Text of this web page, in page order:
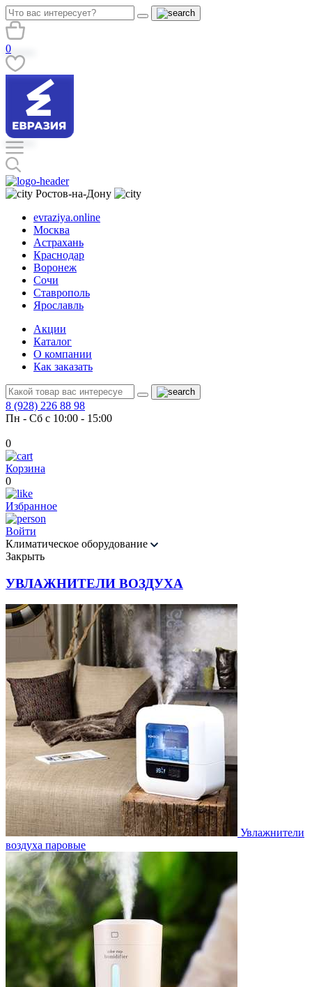
0
Ростов-на-Дону
evraziya.online
Москва
Астрахань
Краснодар
Воронеж
Сочи
Ставрополь
Ярославль
Акции
Каталог
О компании
Как заказать
8 (928) 226 88 98
Пн - Сб с 10:00 - 15:00
0
Корзина
0
Избранное
Войти
Климатическое оборудование
Закрыть
УВЛАЖНИТЕЛИ ВОЗДУХА
Увлажнители
воздуха паровые